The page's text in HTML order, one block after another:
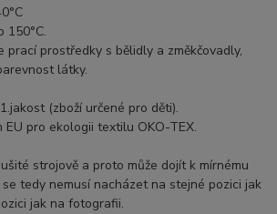
150°C.
prací prostředky s bělidly a změkčovadly,
látky.
(zboží určené pro děti).
pro ekologii textilu OKO-TEX.
strojově a proto může dojít k mírnému
tedy nemusí nacházet na stejné pozici jak
jak na fotografii.